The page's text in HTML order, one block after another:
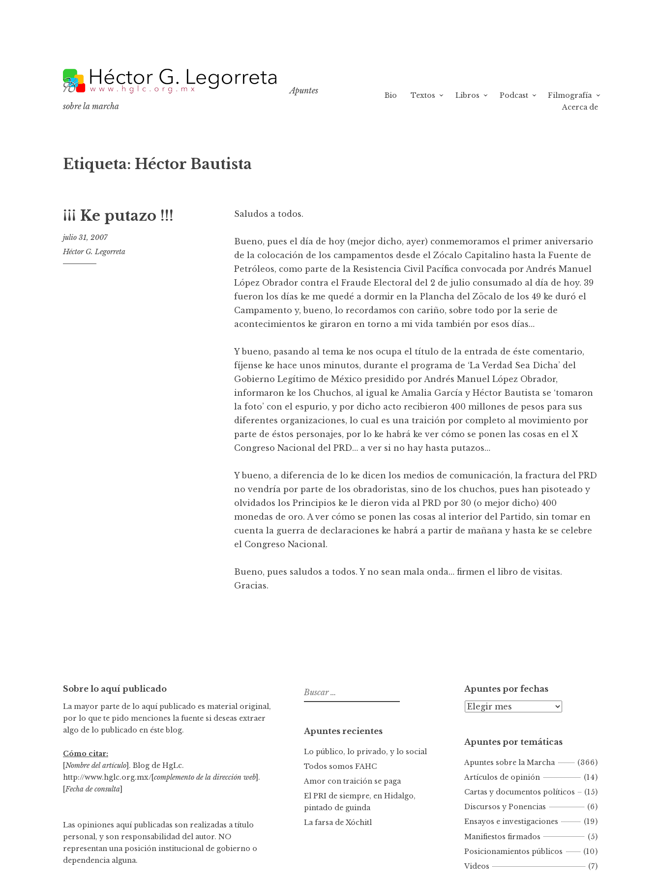
k
i
p
o
n
n
Apuntes
sobre la marcha
Bio Textos Libros Podcast
Filmografía
Acerca de
Etiqueta: Héctor Bautista
¡¡¡ Ke putazo !!!
julio 31, 2007
Héctor G. Legorreta
Saludos a todos.
Bueno, pues el día de hoy (mejor dicho, ayer) conmemoramos el primer aniversario
de la colocación de los campamentos desde el Zócalo Capitalino hasta la Fuente de
Petróleos, como parte de la Resistencia Civil Pacífica convocada por Andrés Manuel
López Obrador contra el Fraude Electoral del 2 de julio consumado al día de hoy. 39
fueron los días ke me quedé a dormir en la Plancha del Zöcalo de los 49 ke duró el
Campamento y, bueno, lo recordamos con cariño, sobre todo por la serie de
acontecimientos ke giraron en torno a mi vida también por esos días…
Y bueno, pasando al tema ke nos ocupa el título de la entrada de éste comentario,
fíjense ke hace unos minutos, durante el programa de ‘La Verdad Sea Dicha’ del
Gobierno Legítimo de México presidido por Andrés Manuel López Obrador,
informaron ke los Chuchos, al igual ke Amalia García y Héctor Bautista se ‘tomaron
la foto’ con el espurio, y por dicho acto recibieron 400 millones de pesos para sus
diferentes organizaciones, lo cual es una traición por completo al movimiento por
parte de éstos personajes, por lo ke habrá ke ver cómo se ponen las cosas en el X
Congreso Nacional del PRD… a ver si no hay hasta putazos…
Y bueno, a diferencia de lo ke dicen los medios de comunicación, la fractura del PRD
no vendría por parte de los obradoristas, sino de los chuchos, pues han pisoteado y
olvidados los Principios ke le dieron vida al PRD por 30 (o mejor dicho) 400
monedas de oro. A ver cómo se ponen las cosas al interior del Partido, sin tomar en
cuenta la guerra de declaraciones ke habrá a partir de mañana y hasta ke se celebre
el Congreso Nacional.
Bueno, pues saludos a todos. Y no sean mala onda… firmen el libro de visitas.
Gracias.
Sobre lo aquí publicado
La mayor parte de lo aquí publicado es material original,
por lo que te pido menciones la fuente si deseas extraer
algo de lo publicado en éste blog.
Cómo citar:
[Nombre del artículo]. Blog de HgLc.
http://www.hglc.org.mx/[complemento de la dirección web].
[Fecha de consulta]
Las opiniones aquí publicadas son realizadas a título
personal, y son responsabilidad del autor. NO
representan una posición institucional de gobierno o
dependencia alguna.
B
u
a
r
Apuntes recientes
Lo público, lo privado, y lo social
Todos somos FAHC
Amor con traición se paga
El PRI de siempre, en Hidalgo,
pintado de guinda
La farsa de Xóchitl
Apuntes por fechas
A
n
e
s
p
f
e
c
a
Apuntes por temáticas
Apuntes sobre la Marcha
(366)
Artículos de opinión
(14)
Cartas y documentos políticos
(15)
Discursos y Ponencias
(6)
Ensayos e investigaciones
(19)
Manifiestos firmados
(5)
Posicionamientos públicos
(10)
Videos
(7)